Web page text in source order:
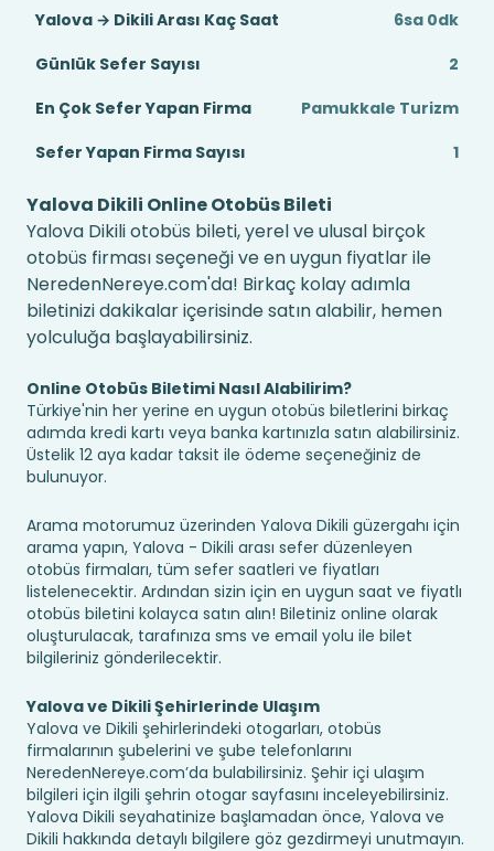
Yalova → Dikili Arası Kaç Saat
6sa 0dk
Günlük Sefer Sayısı
2
En Çok Sefer Yapan Firma
Pamukkale Turizm
Sefer Yapan Firma Sayısı
1
Yalova Dikili Online Otobüs Bileti
Yalova Dikili otobüs bileti, yerel ve ulusal birçok
otobüs firması seçeneği ve en uygun fiyatlar ile
NeredenNereye.com'da! Birkaç kolay adımla
biletinizi dakikalar içerisinde satın alabilir, hemen
yolculuğa başlayabilirsiniz.
Online Otobüs Biletimi Nasıl Alabilirim?
Türkiye'nin her yerine en uygun otobüs biletlerini birkaç
adımda kredi kartı veya banka kartınızla satın alabilirsiniz.
Üstelik 12 aya kadar taksit ile ödeme seçeneğiniz de
bulunuyor.
Arama motorumuz üzerinden Yalova Dikili güzergahı için
arama yapın, Yalova - Dikili arası sefer düzenleyen
otobüs firmaları, tüm sefer saatleri ve fiyatları
listelenecektir. Ardından sizin için en uygun saat ve fiyatlı
otobüs biletini kolayca satın alın! Biletiniz online olarak
oluşturulacak, tarafınıza sms ve email yolu ile bilet
bilgileriniz gönderilecektir.
Yalova ve Dikili Şehirlerinde Ulaşım
Yalova ve Dikili şehirlerindeki otogarları, otobüs
firmalarının şubelerini ve şube telefonlarını
NeredenNereye.com’da bulabilirsiniz. Şehir içi ulaşım
bilgileri için ilgili şehrin otogar sayfasını inceleyebilirsiniz.
Yalova Dikili seyahatinize başlamadan önce, Yalova ve
Dikili hakkında detaylı bilgilere göz gezdirmeyi unutmayın.